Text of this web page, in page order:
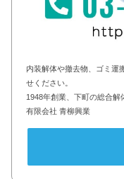
内装解体や撤去物、ゴミ運
せください。
1948年創業、下町の総合解
有限会社 青柳興業